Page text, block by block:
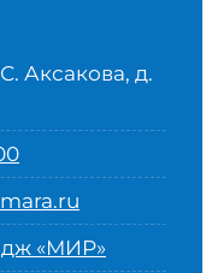
Аксакова, д.
«МИР»